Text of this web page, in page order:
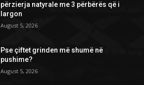
përzierja natyrale me 3 përbërës që i
largon
August 5, 2026
Pse çiftet grinden më shumë në
pushime?
August 5, 2026